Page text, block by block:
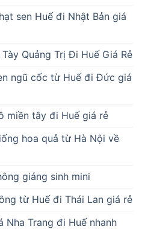
sen Huế đi Nhật Bản giá
Quảng Trị Đi Huế Giá Rẻ
ngũ cốc từ Huế đi Đức giá
miền tây đi Huế giá rẻ
hoa quả từ Hà Nội về
giáng sinh mini
từ Huế đi Thái Lan giá rẻ
Nha Trang đi Huế nhanh